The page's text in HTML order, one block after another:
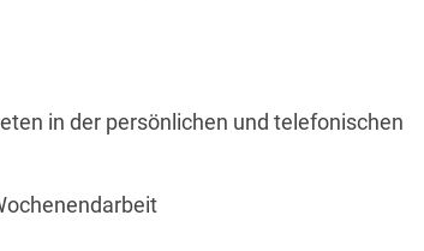
in der persönlichen und telefonischen